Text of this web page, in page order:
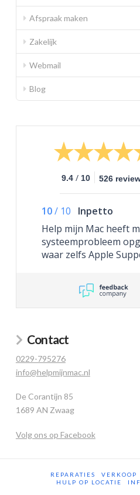
Afspraak maken
Zakelijk
Webmail
Blog
9.4 / 10 526
10/ 10
Inpetto
Help mijn Mac heeft
systeemprobleem
waar zelfs Apple
Contact
0229-795276
info@helpmijnmac.nl
De Corantijn 85
1689 AN Zwaag
Volg ons op Facebook
REPARATIES VERKOOP
HULP OP LOCATIE